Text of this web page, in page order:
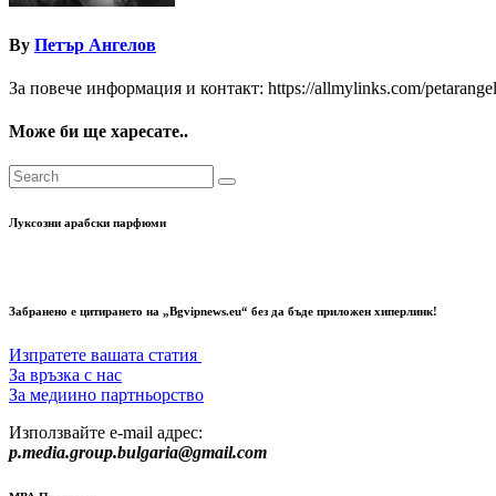
By Петър Ангелов
За повече информация и контакт: https://allmylinks.com/
Може би ще харесате..
Луксозни арабски парфюми
Забранено е цитирането на „Bgvipnews.eu“ без да бъде приложен хиперлинк!
Изпратете вашата статия
За връзка с нас
За медиино партньорство
Използвайте e-mail адрес:
p.media.group.bulgaria@gmail.com